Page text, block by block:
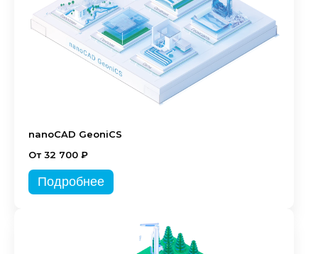
nanoCAD GeoniCS
От 32 700 ₽
Подробнее